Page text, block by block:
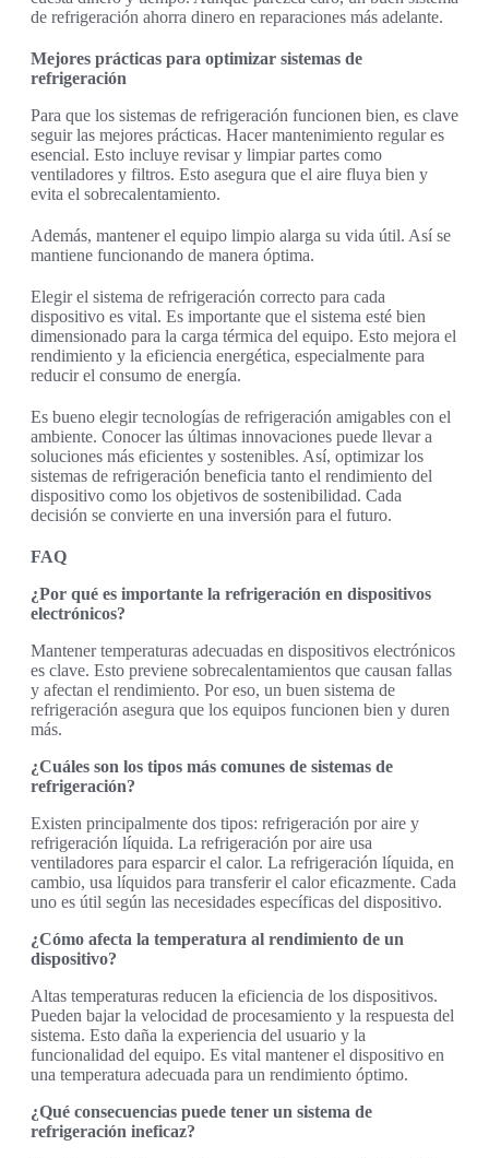
de refrigeración ahorra dinero en reparaciones más adelante.
Mejores prácticas para optimizar sistemas de
refrigeración
Para que los sistemas de refrigeración funcionen bien, es clave
seguir las mejores prácticas. Hacer mantenimiento regular es
esencial. Esto incluye revisar y limpiar partes como
ventiladores y filtros. Esto asegura que el aire fluya bien y
evita el sobrecalentamiento.
Además, mantener el equipo limpio alarga su vida útil. Así se
mantiene funcionando de manera óptima.
Elegir el sistema de refrigeración correcto para cada
dispositivo es vital. Es importante que el sistema esté bien
dimensionado para la carga térmica del equipo. Esto mejora el
rendimiento y la eficiencia energética, especialmente para
reducir el consumo de energía.
Es bueno elegir tecnologías de refrigeración amigables con el
ambiente. Conocer las últimas innovaciones puede llevar a
soluciones más eficientes y sostenibles. Así, optimizar los
sistemas de refrigeración beneficia tanto el rendimiento del
dispositivo como los objetivos de sostenibilidad. Cada
decisión se convierte en una inversión para el futuro.
FAQ
¿Por qué es importante la refrigeración en dispositivos
electrónicos?
Mantener temperaturas adecuadas en dispositivos electrónicos
es clave. Esto previene sobrecalentamientos que causan fallas
y afectan el rendimiento. Por eso, un buen sistema de
refrigeración asegura que los equipos funcionen bien y duren
más.
¿Cuáles son los tipos más comunes de sistemas de
refrigeración?
Existen principalmente dos tipos: refrigeración por aire y
refrigeración líquida. La refrigeración por aire usa
ventiladores para esparcir el calor. La refrigeración líquida, en
cambio, usa líquidos para transferir el calor eficazmente. Cada
uno es útil según las necesidades específicas del dispositivo.
¿Cómo afecta la temperatura al rendimiento de un
dispositivo?
Altas temperaturas reducen la eficiencia de los dispositivos.
Pueden bajar la velocidad de procesamiento y la respuesta del
sistema. Esto daña la experiencia del usuario y la
funcionalidad del equipo. Es vital mantener el dispositivo en
una temperatura adecuada para un rendimiento óptimo.
¿Qué consecuencias puede tener un sistema de
refrigeración ineficaz?